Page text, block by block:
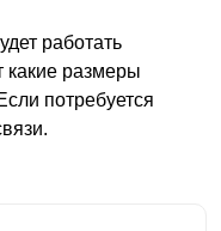
работать
размеры
потребуется